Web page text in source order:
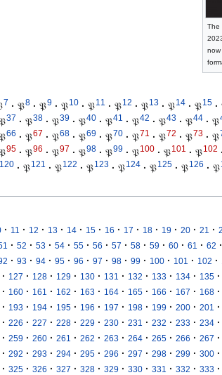
The
now
7 · 𝔓8 · 𝔓9 · 𝔓10 · 𝔓11 · 𝔓12 · 𝔓13 · 𝔓14 · 𝔓15 ·
37 · 𝔓38 · 𝔓39 · 𝔓40 · 𝔓41 · 𝔓42 · 𝔓43 · 𝔓44 · 𝔓
66 · 𝔓67 · 𝔓68 · 𝔓69 · 𝔓70 · 𝔓71 · 𝔓72 · 𝔓73 · 𝔓
95 · 𝔓96 · 𝔓97 · 𝔓98 · 𝔓99 · 𝔓100 · 𝔓101 · 𝔓102 ·
120 · 𝔓121 · 𝔓122 · 𝔓123 · 𝔓124 · 𝔓125 · 𝔓126 · 𝔓
· 11 · 12 · 13 · 14 · 15 · 16 · 17 · 18 · 19 · 20 · 21 ·
· 52 · 53 · 54 · 55 · 56 · 57 · 58 · 59 · 60 · 61 · 62 ·
· 93 · 94 · 95 · 96 · 97 · 98 · 99 · 100 · 101 · 102 ·
· 127 · 128 · 129 · 130 · 131 · 132 · 133 · 134 · 135 ·
· 160 · 161 · 162 · 163 · 164 · 165 · 166 · 167 · 168 ·
· 193 · 194 · 195 · 196 · 197 · 198 · 199 · 200 · 201 ·
· 226 · 227 · 228 · 229 · 230 · 231 · 232 · 233 · 234 ·
· 259 · 260 · 261 · 262 · 263 · 264 · 265 · 266 · 267 ·
· 292 · 293 · 294 · 295 · 296 · 297 · 298 · 299 · 300 ·
· 325 · 326 · 327 · 328 · 329 · 330 · 331 · 332 · 333 ·